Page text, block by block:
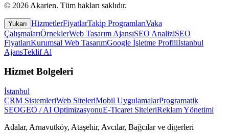
© 2026 Akarien. Tüm hakları saklıdır.
Yukarı HizmetlerFiyatlarTakip ProgramlarıVaka
ÇalışmalarıÖrneklerWeb Tasarım AjansıSEO AnaliziSEO
FiyatlarıKurumsal Web TasarımGoogle İşletme Profiliİstanbul
AjansTeklif Al
Hizmet Bolgeleri
İstanbul
CRM SistemleriWeb SiteleriMobil UygulamalarProgramatik
SEOGEO / AI OptimizasyonuE-Ticaret SiteleriReklam Yönetimi
Adalar, Arnavutköy, Ataşehir, Avcılar, Bağcılarve digerleri